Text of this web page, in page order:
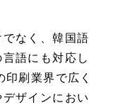
なく、韓国語
語にも対応し
刷業界で広く
デザインにおい